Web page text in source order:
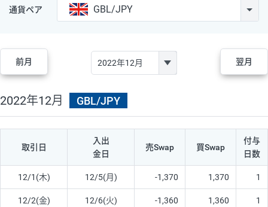
通貨ペア GBL/JPY
前月 翌月
2022年12月 GBL/JPY
取引日
入出
金日
売Swap 買Swap
付与
日数
12/1(木) 12/5(月) -1,370 1,370 1
12/2(金) 12/6(火) -1,360 1,360 1